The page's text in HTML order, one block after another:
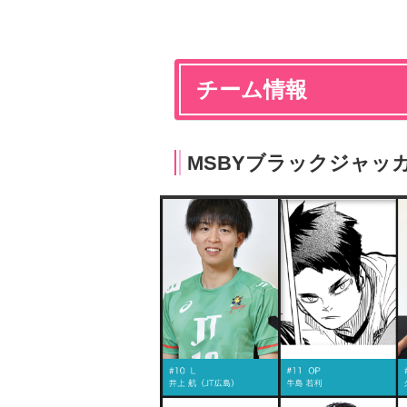
チーム情報
MSBYブラックジャッ